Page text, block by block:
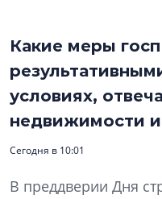
Какие меры
условиях,
недвижимости и
Сегодня в 10:01
В преддверии Дня